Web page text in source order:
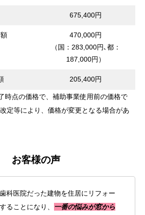
675,400円
470,000円
（国：283,000円､都：
187,000円）
205,400円
時点の価格で、補助事業使用前の価格で
定等により、価格が変更となる場合があ
お客様の声
科医院だった建物を住居にリフォー
ることになり、
一番の悩みが窓から